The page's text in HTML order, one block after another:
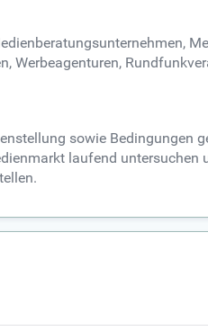
Werbeagenturen,
sowie Bedingungen
laufend untersuchen